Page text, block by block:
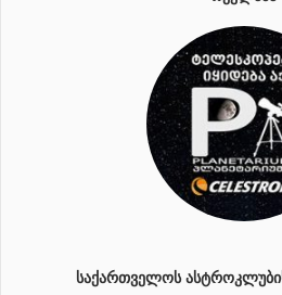
ᲡᲐᲥᲐᲠᲗᲕᲔᲚᲝᲡ